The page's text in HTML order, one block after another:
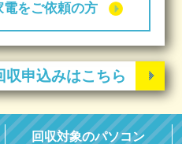
をご依頼の方
申込みはこちら
回収対象のパソコン